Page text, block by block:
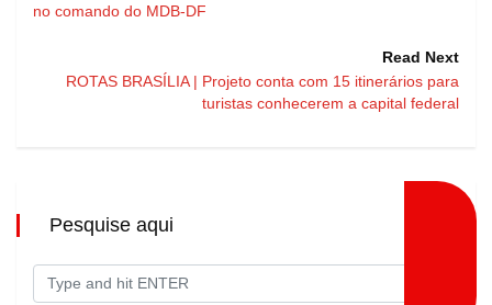
no comando do MDB-DF
Read Next
ROTAS BRASÍLIA | Projeto conta com 15 itinerários para
turistas conhecerem a capital federal
Pesquise aqui